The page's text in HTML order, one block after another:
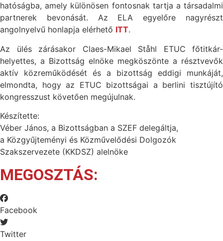
hatóságba, amely különösen fontosnak tartja a társadalmi
partnerek bevonását. Az ELA egyelőre nagyrészt
angolnyelvű honlapja elérhető ITT.
Az ülés zárásakor Claes-Mikael Ståhl ETUC főtitkár-
helyettes, a Bizottság elnöke megköszönte a résztvevők
aktív közreműködését és a bizottság eddigi munkáját,
elmondta, hogy az ETUC bizottságai a berlini tisztújító
kongresszust követően megújulnak.
Készítette:
Véber János, a Bizottságban a SZEF delegáltja,
a Közgyűjteményi és Közművelődési Dolgozók
Szakszervezete (KKDSZ) alelnöke
MEGOSZTÁS:
Facebook
Twitter